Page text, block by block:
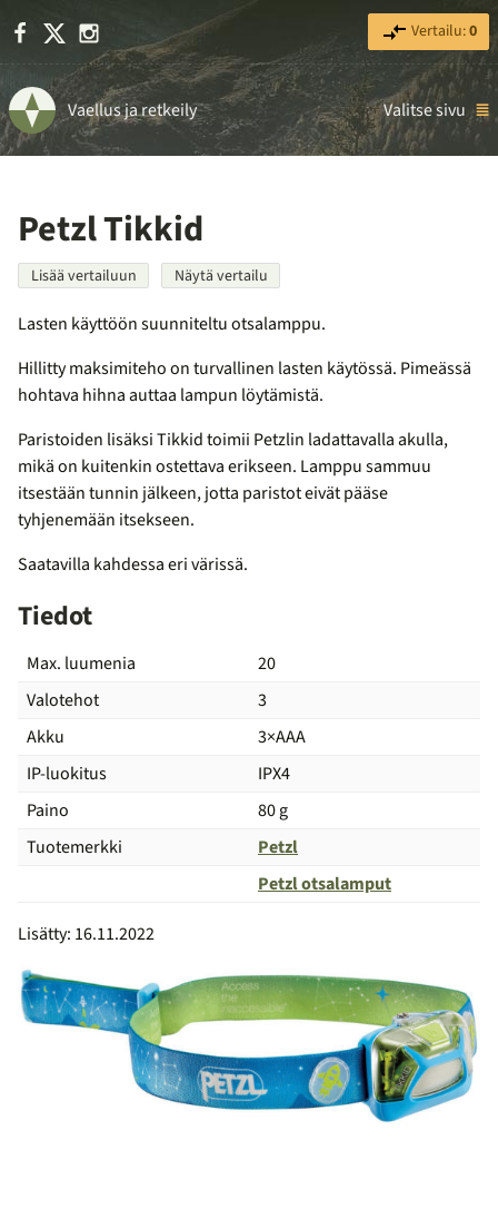
Facebook Instagram Vertailu:0
Vaellus ja retkeily Valitse sivu
Petzl Tikkid
Lisää vertailuun Näytä vertailu
Lasten käyttöön suunniteltu otsalamppu.
Hillitty maksimiteho on turvallinen lasten käytössä. Pimeässä
hohtava hihna auttaa lampun löytämistä.
Paristoiden lisäksi Tikkid toimii Petzlin ladattavalla akulla,
mikä on kuitenkin ostettava erikseen. Lamppu sammuu
itsestään tunnin jälkeen, jotta paristot eivät pääse
tyhjenemään itsekseen.
Saatavilla kahdessa eri värissä.
Tiedot
Max. luumenia
20
Valotehot
3
Akku
3×AAA
IP-luokitus
IPX4
Paino
80 g
Tuotemerkki
Petzl
Petzl otsalamput
Lisätty: 16.11.2022